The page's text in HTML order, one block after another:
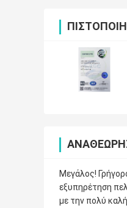
Μεγάλος!
εξυπηρέτηση
με την πολύ